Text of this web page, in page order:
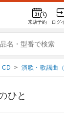
来店予約 ログ
CD > 演歌・歌謡曲（
ひと